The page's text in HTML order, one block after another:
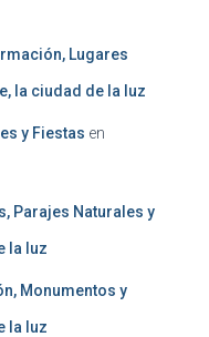
Lugares
la ciudad de la luz
y Fiestas en
Parajes Naturales y
la luz
Monumentos y
la luz